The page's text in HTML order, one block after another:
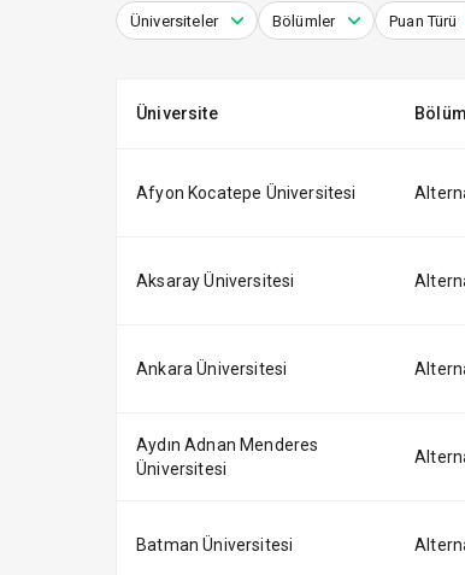
Üniversiteler Bölümler Puan Türü
Üniversite
Afyon Kocatepe Üniversitesi
Aksaray Üniversitesi
Ankara Üniversitesi
Aydın Adnan Menderes
Üniversitesi
Batman Üniversitesi